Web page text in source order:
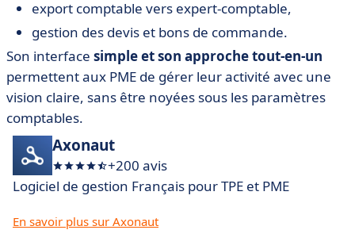
export comptable vers expert-comptable,
gestion des devis et bons de commande.
Son interface simple et son approche tout-en-un
permettent aux PME de gérer leur activité avec une
vision claire, sans être noyées sous les paramètres
comptables.
Axonaut
+200 avis
Logiciel de gestion Français pour TPE et PME
En savoir plus sur Axonaut